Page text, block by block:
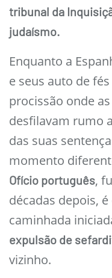
tribunal da
judaísmo.
Enquanto a
e seus auto de
procissão onde
desfilavam rumo
das suas
momento
Ofício português,
décadas depois,
caminhada
expulsão de
vizinho.